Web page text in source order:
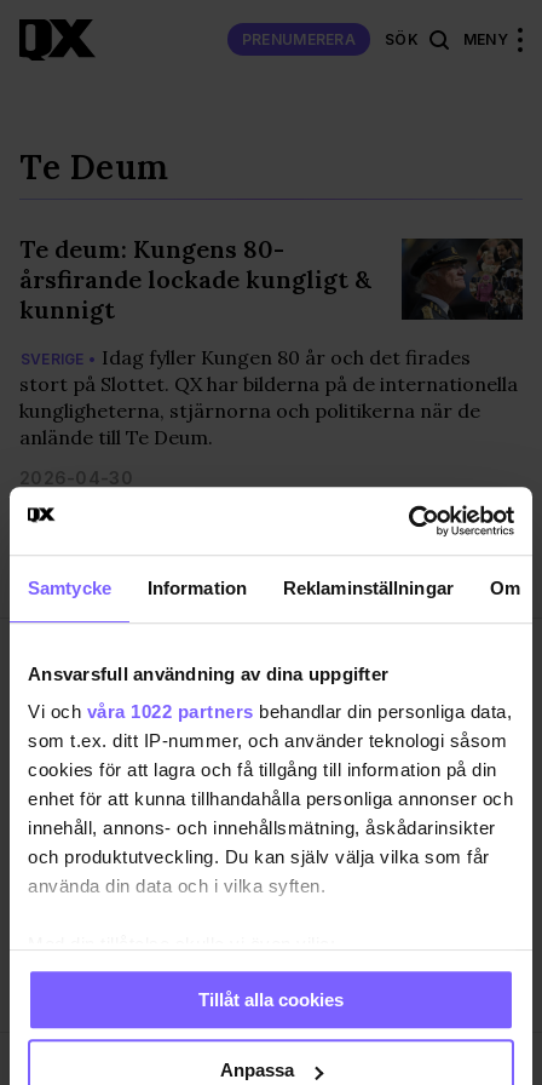
Samtycke Information Reklaminställningar Om
Ansvarsfull användning av dina uppgifter
Vi och våra 1022 partners behandlar din personliga data,
som t.ex. ditt IP-nummer, och använder teknologi såsom
cookies för att lagra och få tillgång till information på din
enhet för att kunna tillhandahålla personliga annonser och
innehåll, annons- och innehållsmätning, åskådarinsikter
och produktutveckling. Du kan själv välja vilka som får
använda din data och i vilka syften.
Samla in information om din geografiska plats
som kan ha en noggrannhet på upp till flera meter
Identifiera din enhet genom att aktivt skanna den
för specifika kännetecken (fingeravtryck)
Tillåt alla cookies
Anpassa
PRENUMERERA SÖK MENY
Te Deum
Te deum: Kungens 80-
årsfirande lockade kungligt &
kunnigt
SVERIGE • Idag fyller Kungen 80 år och det firades
stort på Slottet. QX har bilderna på de internationella
kungligheterna, stjärnorna och politikerna när de
anlände till Te Deum.
2026-04-30
SAMHÄLLE
NÖJE
LIVSSTIL
SHOP
ANNONSERA
OM OSS
VANLIGA FRÅGOR OCH SVAR
TIDNINGSARKIV
INTEGRITETSPOLICY